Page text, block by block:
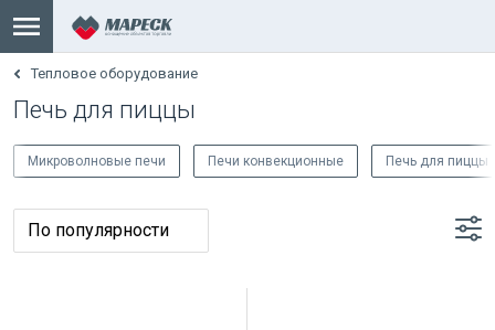
Тепловое оборудование
Печь для пиццы
Микроволновые печи Печи конвекционные Печь для пиццы